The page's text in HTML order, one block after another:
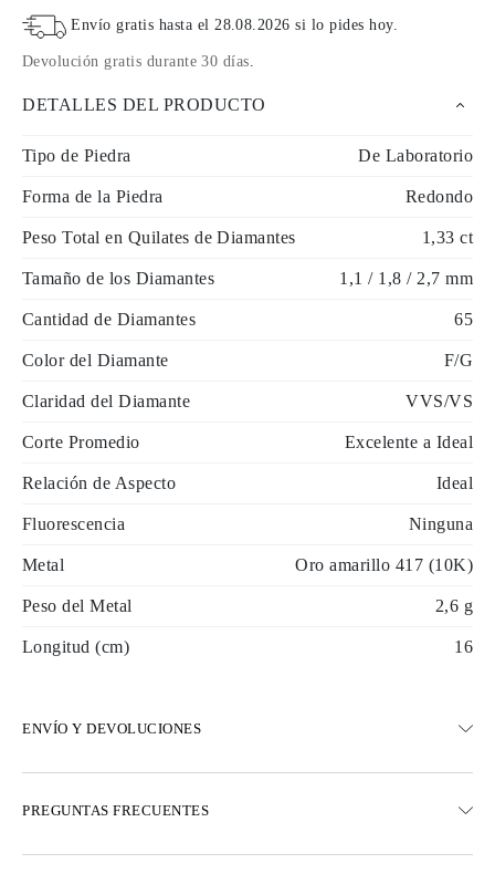
Envío gratis hasta el28.08.2026 si lo pides hoy.
Devolución gratis durante 30 días.
DETALLES DEL PRODUCTO
Tipo de Piedra De Laboratorio
Forma de la Piedra Redondo
Peso Total en Quilates de Diamantes 1,33 ct
Tamaño de los Diamantes 1,1 / 1,8 / 2,7 mm
Cantidad de Diamantes 65
Color del Diamante F/G
Claridad del Diamante VVS/VS
Corte Promedio Excelente a Ideal
Relación de Aspecto Ideal
Fluorescencia Ninguna
Metal Oro amarillo 417 (10K)
Peso del Metal 2,6 g
Longitud (cm) 16
ENVÍO Y DEVOLUCIONES
Opciones de entrega exprés también están disponibles
PREGUNTAS FRECUENTES